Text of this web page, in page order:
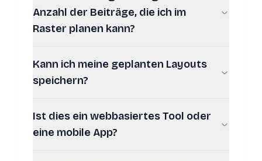
Anzahl der Beiträge, die ich im
Raster planen kann?
Kann ich meine geplanten Layouts
speichern?
Ist dies ein webbasiertes Tool oder
eine mobile App?